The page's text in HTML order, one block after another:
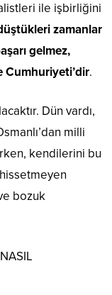
ile işbirliğini
zamanlar
gelmez,
Cumhuriyeti’dir.
Dün vardı,
milli
kendilerini bu
bozuk